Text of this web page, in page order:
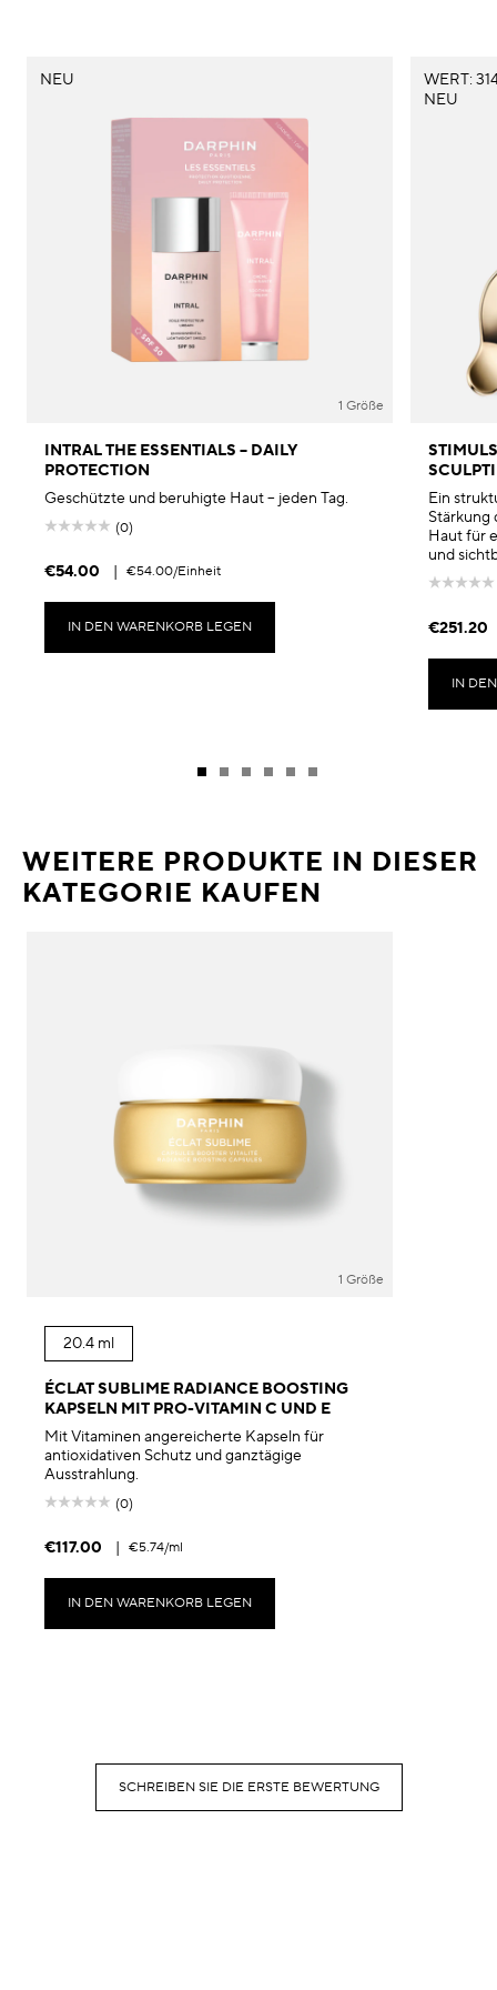
NEU
1 Größe
INTRAL THE ESSENTIALS – DAILY
PROTECTION
Geschützte und beruhigte Haut – jeden Tag.
(0)
€54.00 | €54.00/Einheit
IN DEN WARENKORB LEGEN
WERT:
NEU
Ein
Stärkung
Haut für
und
€251.20
IN
WEITERE PRODUKTE IN DIESER
KATEGORIE KAUFEN
1 Größe
20.4 ml
ÉCLAT SUBLIME RADIANCE BOOSTING
KAPSELN MIT PRO-VITAMIN C UND E
Mit Vitaminen angereicherte Kapseln für
antioxidativen Schutz und ganztägige
Ausstrahlung.
(0)
€117.00 | €5.74/ml
IN DEN WARENKORB LEGEN
SCHREIBEN SIE DIE ERSTE BEWERTUNG